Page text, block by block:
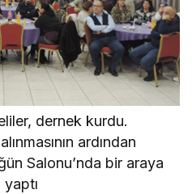
dernek kurdu.
ardından
Salonu’nda bir araya